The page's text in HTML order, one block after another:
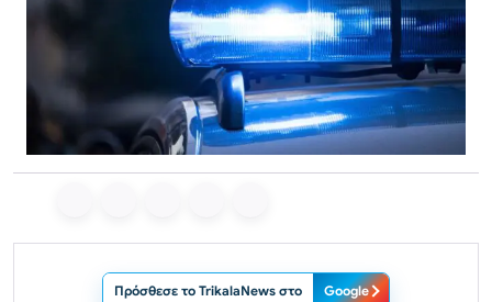
Πρόσθεσε το TrikalaNews στο Google